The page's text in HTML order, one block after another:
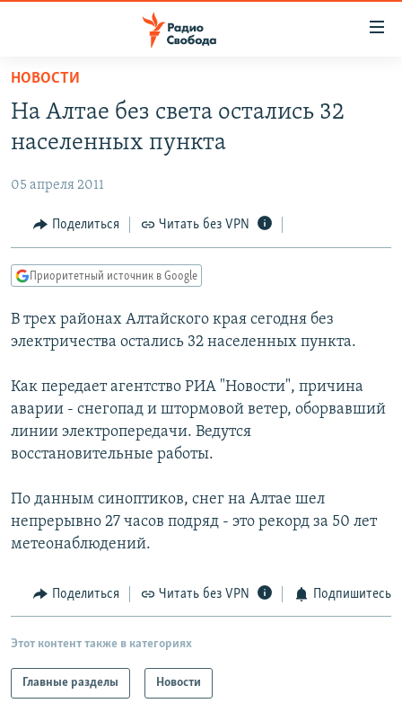
упрощенного
доступа
основному
Вернутся
главной
навигации
Вернутся
АВТОРСКИЕ ПРОЕКТЫ
ЦИТАТЫ СВОБОДЫ
МНЕНИЯ
IDEL.РЕАЛИИ
КАВКАЗ.РЕАЛИИ
СЕВЕР.РЕАЛИИ
СИБИРЬ.РЕАЛИИ
РАСПИСАНИЕ ВЕЩАНИЯ
ПОДПИШИТЕСЬ НА РАССЫЛКУ
СОЦИАЛЬНЫЕ СЕТИ
Все сайты РСЕ/РС
НОВОСТИ
На Алтае без света остались 32
населенных пункта
05 апреля 2011
Поделиться Читать без VPN
Приоритетный источник в Google
В трех районах Алтайского края сегодня без
электричества остались 32 населенных пункта.
Как передает агентство РИА "Новости", причина
аварии - снегопад и штормовой ветер, оборвавший
линии электропередачи. Ведутся
восстановительные работы.
По данным синоптиков, снег на Алтае шел
непрерывно 27 часов подряд - это рекорд за 50 лет
метеонаблюдений.
Поделиться Читать без VPN Подпишитесь
Этот контент также в категориях
Главные разделы Новости